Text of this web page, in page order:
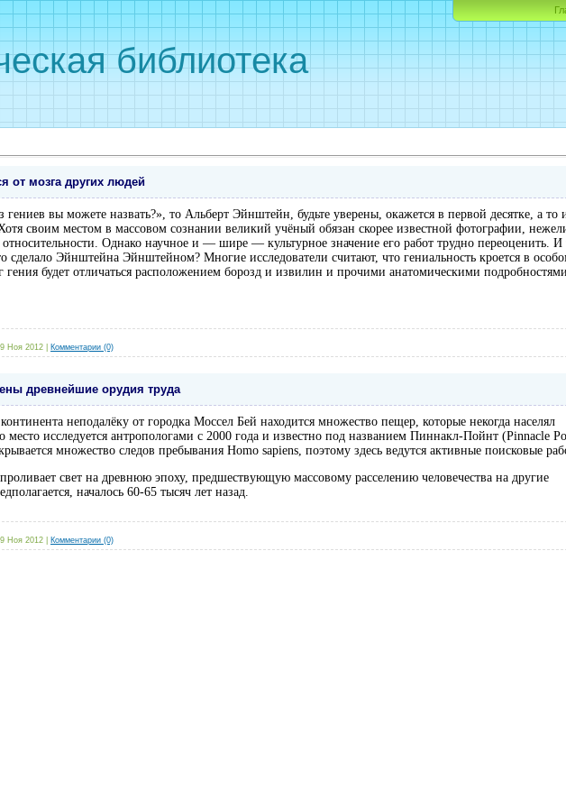
библиотека
от мозга других людей
гениев вы можете назвать?», то Альберт Эйнштейн, будьте уверены, окажется в первой десятке, а то
своим местом в массовом сознании великий учёный обязан скорее известной фотографии,
Однако научное и — шире — культурное значение его работ трудно переоценить. И
сделало Эйнштейна Эйнштейном? Многие исследователи считают, что гениальность кроется в
гения будет отличаться расположением борозд и извилин и прочими анатомическими
Ноя 2012 Комментарии (0)
древнейшие орудия труда
неподалёку от городка Моссел Бей находится множество пещер, которые некогда населял
место исследуется антропологами с 2000 года и известно под названием Пиннакл-Пойнт (Pinnacle
множество следов пребывания Homo sapiens, поэтому здесь ведутся активные поисковые
свет на древнюю эпоху, предшествующую массовому расселению человечества на другие
началось 60-65 тысяч лет назад.
Ноя 2012 Комментарии (0)